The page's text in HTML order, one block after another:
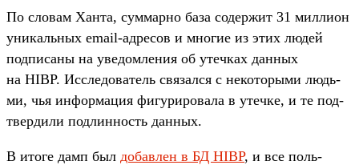
По сло­вам Хан­та, сум­марно база содер­жит 31 мил­лион
уни­каль­ных email-адре­сов и мно­гие из этих людей
под­писаны на уве­дом­ления об утеч­ках дан­ных
на HIBP. Иссле­дова­тель свя­зал­ся с некото­рыми людь­
ми, чья информа­ция фигури­рова­ла в утеч­ке, и те под­
твер­дили под­линность дан­ных.
В ито­ге дамп был до­бав­лен в БД HIBP, и все поль­